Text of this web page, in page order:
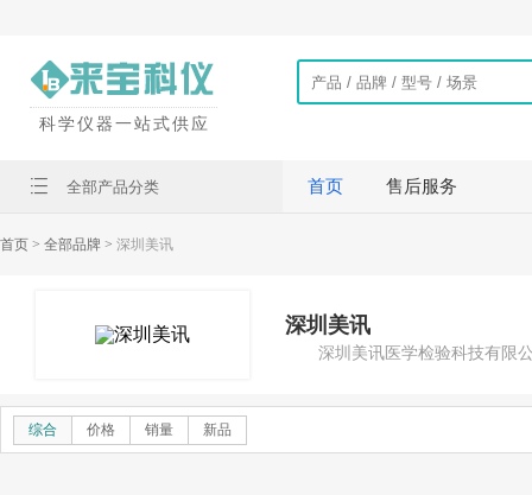
科学仪器一站式供应
全部产品分类 首页 售后服务
首页 > 全部品牌 > 深圳美讯
深圳美讯
深圳美讯医学检验科技有限
综合 价格 销量 新品